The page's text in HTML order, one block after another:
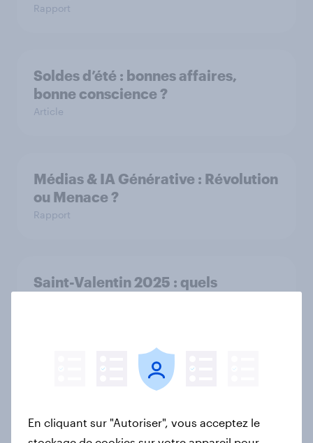
Rapport
Soldes d’été : bonnes affaires,
bonne conscience ?
Article
Médias & IA Générative : Révolution
ou Menace ?
Rapport
Saint-Valentin 2025 : quels
awareness of hygiene poverty with
En cliquant sur "Autoriser", vous acceptez le